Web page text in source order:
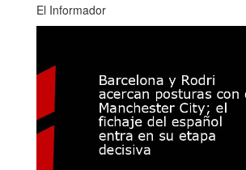
El Informador